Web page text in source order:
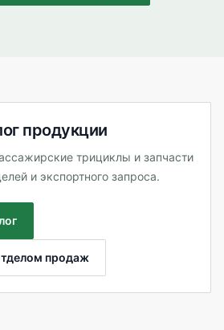
продукции
трициклы и запчасти
и экспортного запроса.
продаж